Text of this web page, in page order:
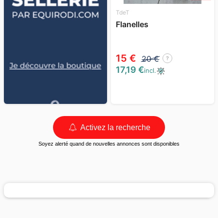
TdeT
Flanelles
15 € 20 € ?
17,19 €incl.
Activez la recherche
Soyez alerté quand de nouvelles annonces sont disponibles